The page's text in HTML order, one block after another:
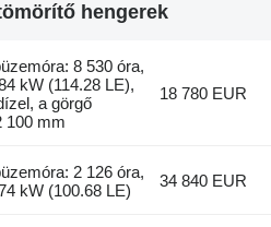
hengerek
8 530 óra,
kW (114.28 LE),
a görgő
100 mm
18 780 EUR
2 126 óra,
kW (100.68 LE)
34 840 EUR